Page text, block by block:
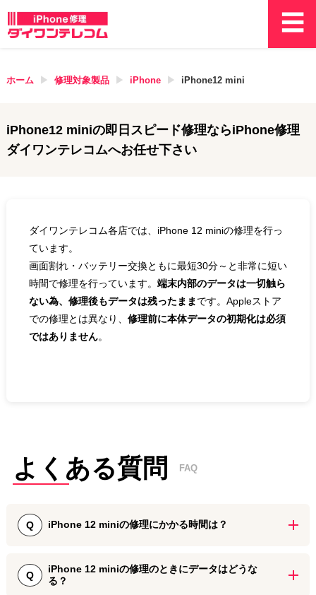
ホーム 修理対象製品 iPhone iPhone12 mini
iPhone12 miniの即日スピード修理ならiPhone修理
ダイワンテレコムへお任せ下さい
ダイワンテレコム各店では、iPhone 12 miniの修理を行っ
ています。
画面割れ・バッテリー交換ともに最短30分～と非常に短い
時間で修理を行っています。 端末内部のデータは一切触ら
ない為、修理後もデータは残ったまま です。Appleストア
での修理とは異なり、 修理前に本体データの初期化は必須
ではありません。
よくある質問 FAQ
Q iPhone 12 miniの修理にかかる時間は？
内しております。
Q
iPhone 12 miniの修理のときにデータはどうな
る？